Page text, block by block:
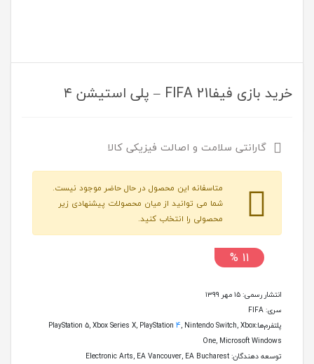
خرید بازی فیفاFIFA 21 – پلی استیشن ۴
گارانتی سلامت و اصالت فیزیکی کالا
متاسفانه این محصول در حال حاضر موجود نیست.
شما می توانید از میان محصولات پیشنهادی زیر
محصولی را انتخاب کنید.
11 %
انتشار رسمی: ۱۵ مهر ۱۳۹۹
سری: FIFA
پلتفرم‌ها:PlayStation 5, Xbox Series X, PlayStation
4, Nintendo Switch, Xbox
One, Microsoft Windows
توسعه دهندگان: Electronic Arts, EA Vancouver, EA Bucharest